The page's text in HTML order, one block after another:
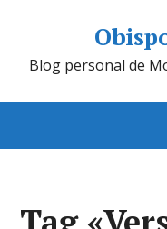
Blog personal de